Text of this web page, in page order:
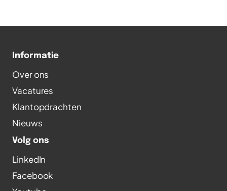
Informatie
Over ons
Vacatures
Klantopdrachten
Nieuws
Volg ons
LinkedIn
Facebook